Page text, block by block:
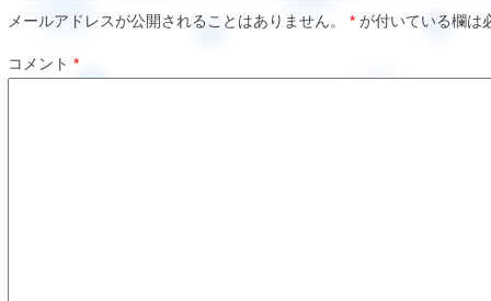
メールアドレスが公開されることはありません。 * が付いている欄は
コメント *